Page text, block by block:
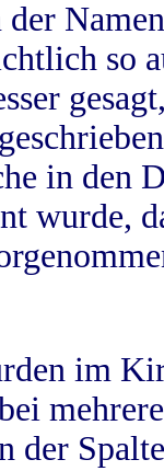
der
so
in
wurde,
im
der